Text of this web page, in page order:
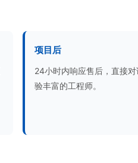
项目后
24小时内响应售后，直接对
验丰富的工程师。